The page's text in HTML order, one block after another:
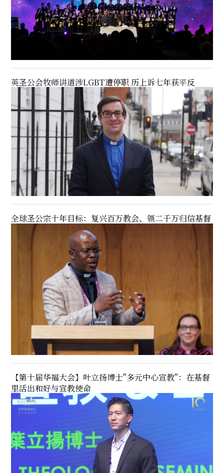
英圣公会牧师讲道涉LGBT遭停职 历上诉七年获平反
全球圣公宗十年目标：复兴百万教会、领二千万归信基督
【第十届华福大会】叶立扬博士"多元中心宣教"：在基督
里活出和好与宣教使命